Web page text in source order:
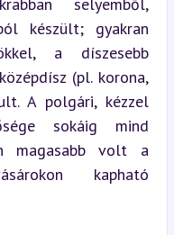
készült; gyakran
a díszesebb
(pl. korona,
A polgári, kézzel
sokáig mind
magasabb volt a
kapható